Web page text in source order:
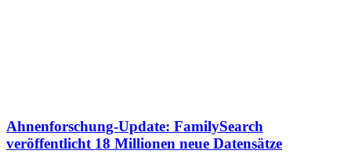
Ahnenforschung-Update: FamilySearch
veröffentlicht 18 Millionen neue Datensätze